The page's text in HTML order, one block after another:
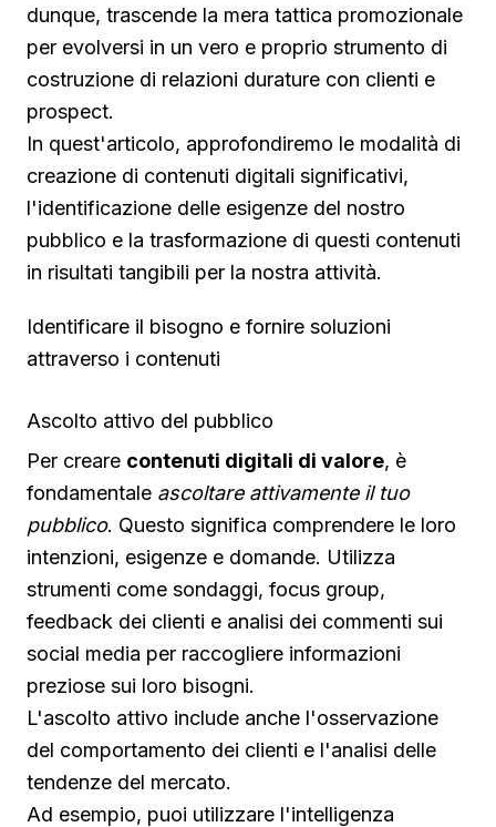
dunque, trascende la mera tattica promozionale
per evolversi in un vero e proprio strumento di
costruzione di relazioni durature con clienti e
prospect.
In quest'articolo, approfondiremo le modalità di
creazione di contenuti digitali significativi,
l'identificazione delle esigenze del nostro
pubblico e la trasformazione di questi contenuti
in risultati tangibili per la nostra attività.
Identificare il bisogno e fornire soluzioni
attraverso i contenuti
Ascolto attivo del pubblico
Per creare contenuti digitali di valore, è
fondamentale ascoltare attivamente il tuo
pubblico. Questo significa comprendere le loro
intenzioni, esigenze e domande. Utilizza
strumenti come sondaggi, focus group,
feedback dei clienti e analisi dei commenti sui
social media per raccogliere informazioni
preziose sui loro bisogni.
L'ascolto attivo include anche l'osservazione
del comportamento dei clienti e l'analisi delle
tendenze del mercato.
Ad esempio, puoi utilizzare l'intelligenza